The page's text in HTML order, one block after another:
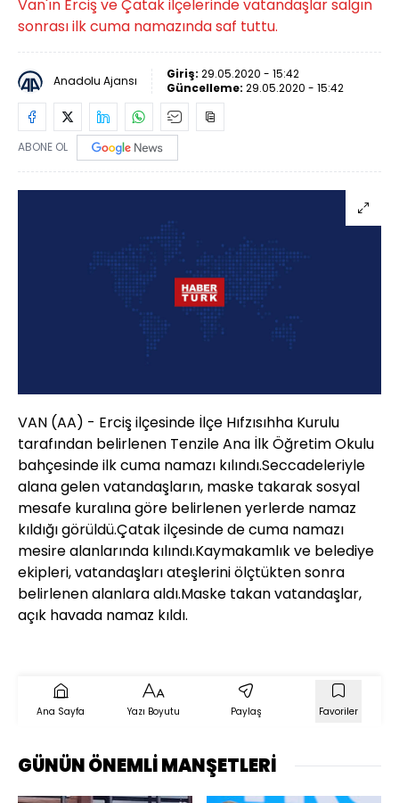
Van'ın Erciş ve Çatak ilçelerinde vatandaşlar salgın
sonrası ilk cuma namazında saf tuttu.
Anadolu Ajansı Giriş: 29.05.2020 - 15:42
Güncelleme: 29.05.2020 - 15:42
ABONE OL
VAN (AA) - Erciş ilçesinde İlçe Hıfzısıhha Kurulu
tarafından belirlenen Tenzile Ana İlk Öğretim Okulu
bahçesinde ilk cuma namazı kılındı.Seccadeleriyle
alana gelen vatandaşların, maske takarak sosyal
mesafe kuralına göre belirlenen yerlerde namaz
kıldığı görüldü.Çatak ilçesinde de cuma namazı
mesire alanlarında kılındı.Kaymakamlık ve belediye
ekipleri, vatandaşları ateşlerini ölçtükten sonra
belirlenen alanlara aldı.Maske takan vatandaşlar,
açık havada namaz kıldı.
Ana Sayfa Yazı Boyutu Paylaş Favoriler
GÜNÜN ÖNEMLİ MANŞETLERİ